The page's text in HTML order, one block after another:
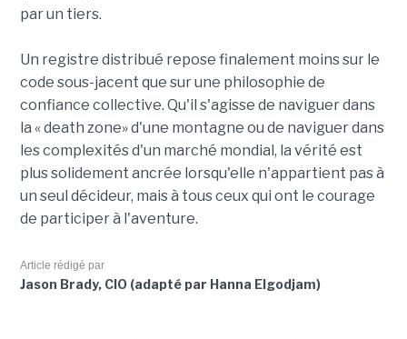
par un tiers.
Un registre distribué repose finalement moins sur le
code sous-jacent que sur une philosophie de
confiance collective. Qu'il s'agisse de naviguer dans
la « death zone» d'une montagne ou de naviguer dans
les complexités d'un marché mondial, la vérité est
plus solidement ancrée lorsqu'elle n'appartient pas à
un seul décideur, mais à tous ceux qui ont le courage
de participer à l'aventure.
Article rédigé par
Jason Brady, CIO (adapté par Hanna Elgodjam)